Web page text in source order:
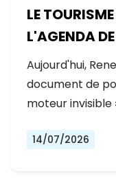
LE
L'AGENDA
L'EUROPE
Aujourd'hui,
document de
moteur invisible
14/07/2026